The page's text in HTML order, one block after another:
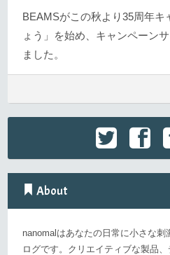
BEAMSがこの秋より35周年キ
ょう」を始め、キャンペーン
ました。
About
nanomalはあなたの日常に小さな
ログです。クリエイティブな製品